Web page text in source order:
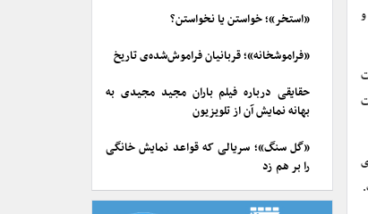
و
«استخر»؛ خواستن یا نخواستن؟
«فراموشخانه»؛ قربانیان فراموش‌شده‌ی تاریخ
حقایقی درباره فیلم باران مجید مجیدی به
بهانه نمایش آن از تلویزیون
«گل سنگ»؛ سریالی که قواعد نمایش خانگی
را بر هم زد